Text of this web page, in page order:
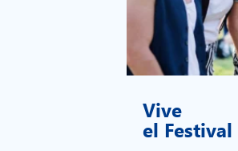
Vive
el